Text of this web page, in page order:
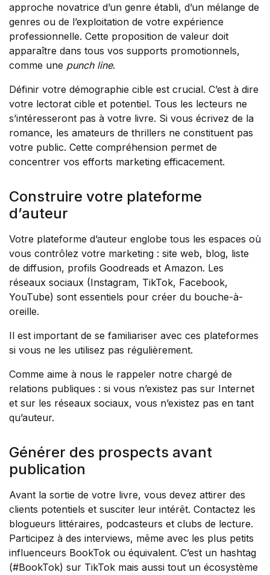
approche novatrice d’un genre établi, d’un mélange de
genres ou de l’exploitation de votre expérience
professionnelle. Cette proposition de valeur doit
apparaître dans tous vos supports promotionnels,
comme une punch line.
Définir votre démographie cible est crucial. C’est à dire
votre lectorat cible et potentiel. Tous les lecteurs ne
s’intéresseront pas à votre livre. Si vous écrivez de la
romance, les amateurs de thrillers ne constituent pas
votre public. Cette compréhension permet de
concentrer vos efforts marketing efficacement.
Construire votre plateforme
d’auteur
Votre plateforme d’auteur englobe tous les espaces où
vous contrôlez votre marketing : site web, blog, liste
de diffusion, profils Goodreads et Amazon. Les
réseaux sociaux (Instagram, TikTok, Facebook,
YouTube) sont essentiels pour créer du bouche-à-
oreille.
Il est important de se familiariser avec ces plateformes
si vous ne les utilisez pas régulièrement.
Comme aime à nous le rappeler notre chargé de
relations publiques : si vous n’existez pas sur Internet
et sur les réseaux sociaux, vous n’existez pas en tant
qu’auteur.
Générer des prospects avant
publication
Avant la sortie de votre livre, vous devez attirer des
clients potentiels et susciter leur intérêt. Contactez les
blogueurs littéraires, podcasteurs et clubs de lecture.
Participez à des interviews, même avec les plus petits
influenceurs BookTok ou équivalent. C’est un hashtag
(#BookTok) sur TikTok mais aussi tout un écosystème